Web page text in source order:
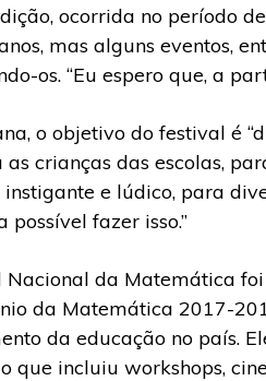
ocorrida no período
mas alguns eventos,
os. “Eu espero que, a
o objetivo do festival é
as crianças das escolas,
instigante e lúdico, para
possível fazer isso.”
Nacional da Matemática
da Matemática 2017-
da educação no país.
que incluiu workshops,